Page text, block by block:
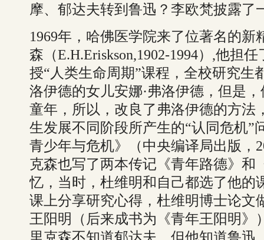
摩、郁达夫转到鲁迅？李欧梵披露了
1969年，哈佛医学院来了位著名的
森（E.H.Eriskson,1902-1994）,他担
授“人类生命周期”课程，全校研究生
洛伊德的女儿安娜·弗洛伊德，但是
童年，所以，改良了弗洛伊德的方法
生发展不同阶段所产生的“认同危机”
青少年与危机》（中央编译局出版，
克森也写了两本传记《青年路德》和
忆，当时，杜维明和自己都选了他的
课上分享研究心得，杜维明博士论文
王阳明（后来成书为《青年王阳明》